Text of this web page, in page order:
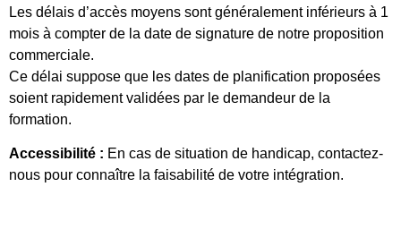
Les délais d’accès moyens sont généralement inférieurs à 1
mois à compter de la date de signature de notre proposition
commerciale.
Ce délai suppose que les dates de planification proposées
soient rapidement validées par le demandeur de la
formation.
Accessibilité : En cas de situation de handicap, contactez-
nous pour connaître la faisabilité de votre intégration.